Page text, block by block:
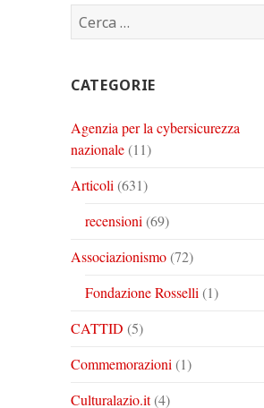
Corinto
su
Corinto
su
su
Ricerca
per:
CATEGORIE
Agenzia per la cybersicurezza
nazionale(11)
Articoli (631)
recensioni (69)
Associazionismo(72)
Fondazione Rosselli (1)
CATTID (5)
Commemorazioni (1)
Culturalazio.it(4)